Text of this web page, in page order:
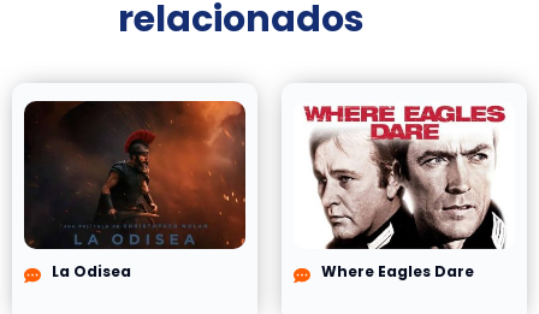
relacionados
La Odisea Where Eagles Dare